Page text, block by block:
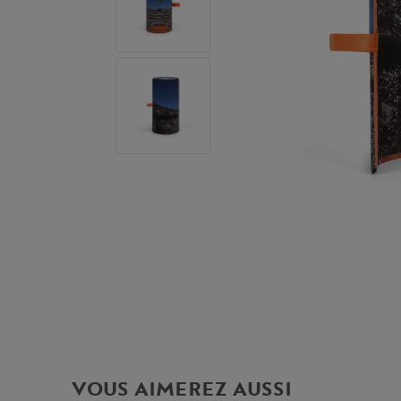
VOUS AIMEREZ AUSSI